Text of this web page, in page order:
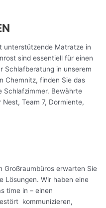
unterstützende Matratze in
sind essentiell für einen
Schlafberatung in unserem
Chemnitz, finden Sie das
Schlafzimmer. Bewährte
Team 7, Dormiente,
Großraumbüros erwarten Sie
Lösungen. Wir haben eine
time in – einen
kommunizieren,